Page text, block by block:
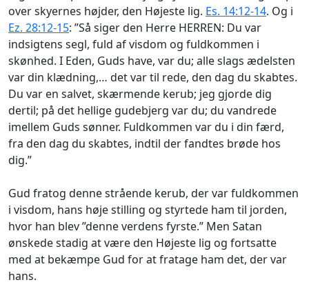
over skyernes højder, den Højeste lig. Es. 14:12-14. Og i
Ez. 28:12-15: ”Så siger den Herre HERREN: Du var
indsigtens segl, fuld af visdom og fuldkommen i
skønhed. I Eden, Guds have, var du; alle slags ædelsten
var din klædning,… det var til rede, den dag du skabtes.
Du var en salvet, skærmende kerub; jeg gjorde dig
dertil; på det hellige gudebjerg var du; du vandrede
imellem Guds sønner. Fuldkommen var du i din færd,
fra den dag du skabtes, indtil der fandtes brøde hos
dig.”
Gud fratog denne strående kerub, der var fuldkommen
i visdom, hans høje stilling og styrtede ham til jorden,
hvor han blev ”denne verdens fyrste.” Men Satan
ønskede stadig at være den Højeste lig og fortsatte
med at bekæmpe Gud for at fratage ham det, der var
hans.